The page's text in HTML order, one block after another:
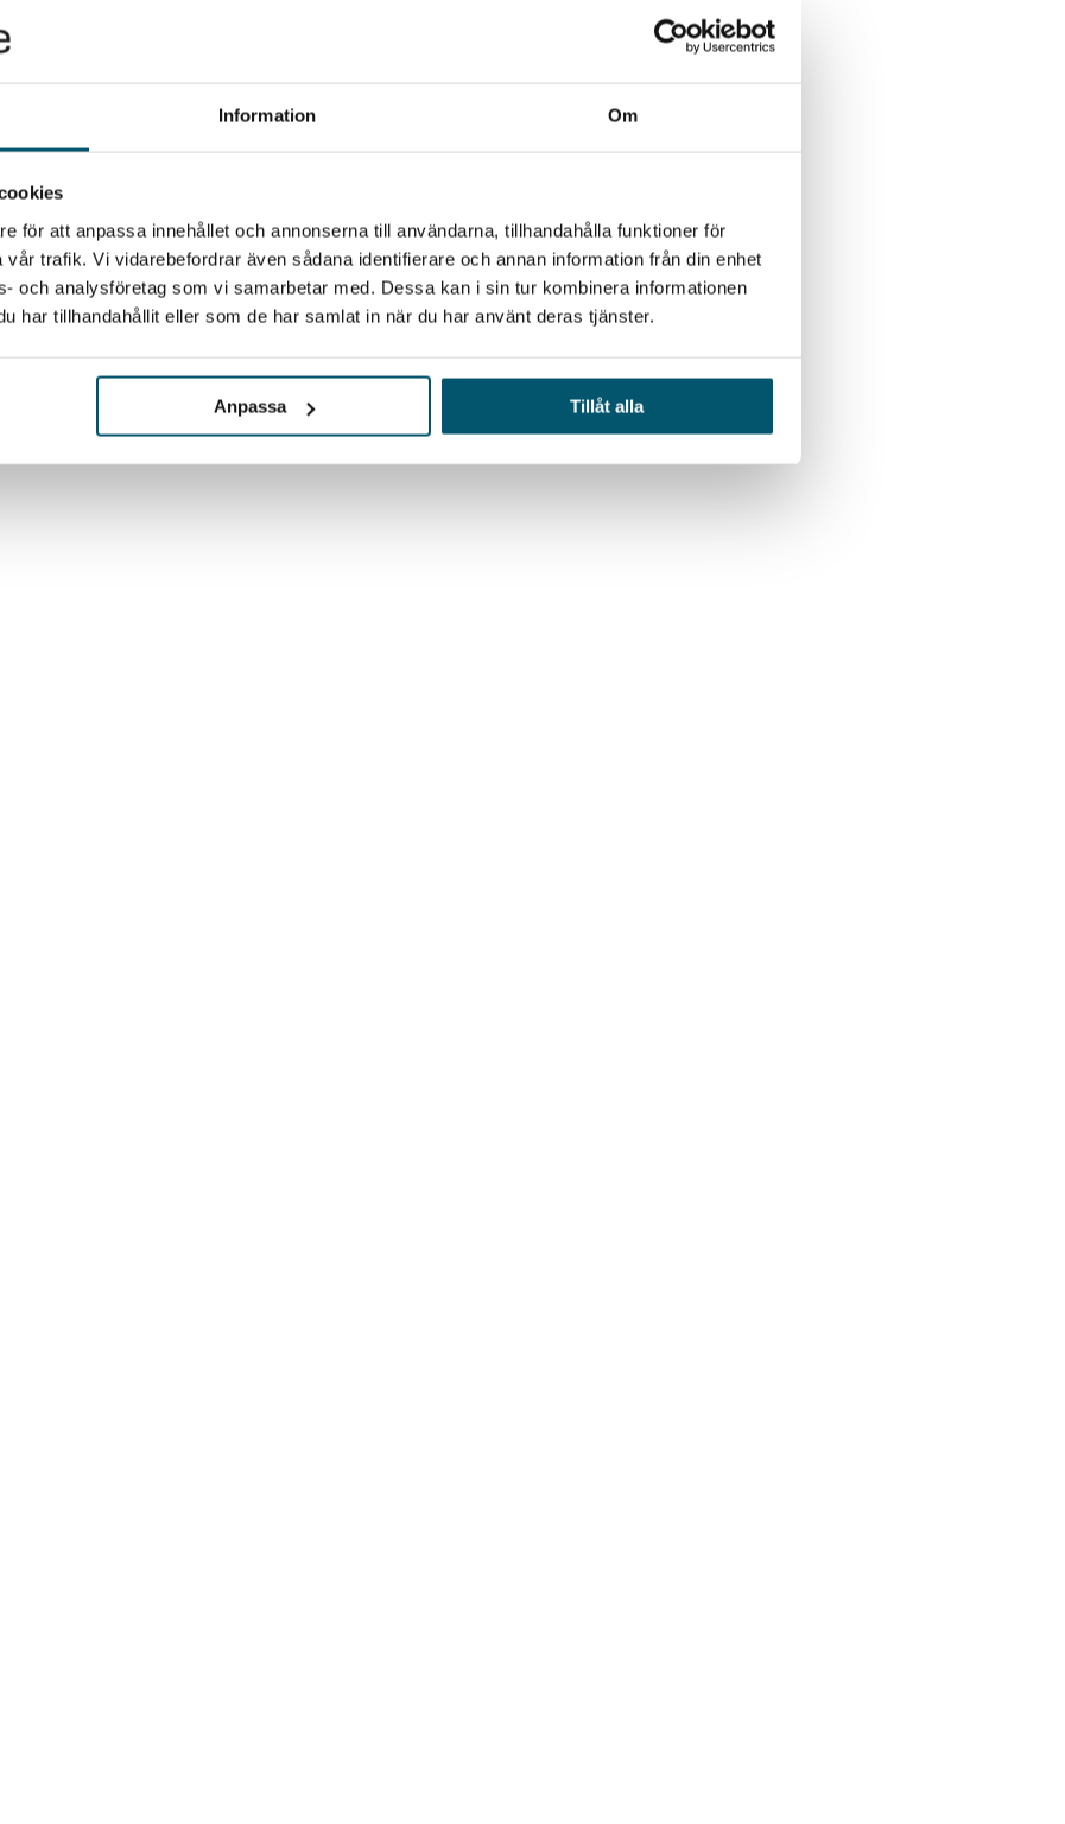
Information Om
för att anpassa innehållet och annonserna till användarna, tillhandahålla funktioner för
trafik. Vi vidarebefordrar även sådana identifierare och annan information från din enhet
och analysföretag som vi samarbetar med. Dessa kan i sin tur kombinera informationen
har tillhandahållit eller som de har samlat in när du har använt deras tjänster.
Anpassa Tillåt alla